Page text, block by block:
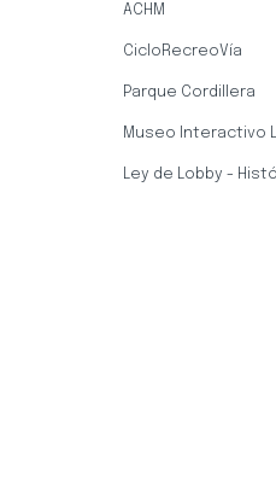
ACHM
CicloRecreoVía
Parque Cordillera
Museo Interactivo
Ley de Lobby -